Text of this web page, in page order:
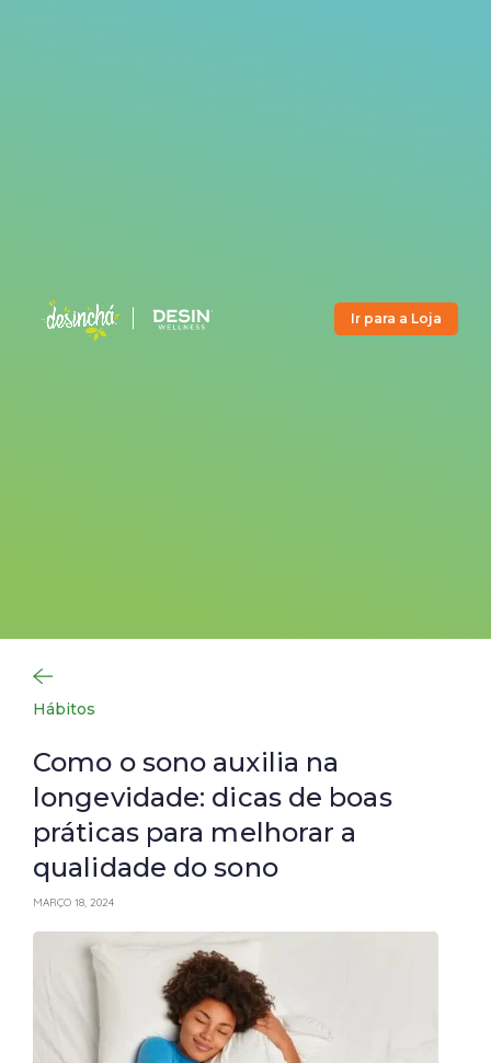
Ir para a Loja
Hábitos
Como o sono auxilia na
longevidade: dicas de boas
práticas para melhorar a
qualidade do sono
MARÇO 18, 2024